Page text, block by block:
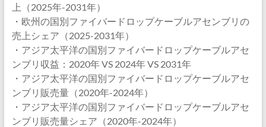
上（2025年-2031年）
・欧州の国別ファイバードロップケーブルアセンブリの
売上シェア（2025-2031年）
・アジア太平洋の国別ファイバードロップケーブルアセ
ンブリ収益：2020年 VS 2024年 VS 2031年
・アジア太平洋の国別ファイバードロップケーブルアセ
ンブリ販売量（2020年-2024年）
・アジア太平洋の国別ファイバードロップケーブルアセ
ンブリ販売量シェア（2020年-2024年）